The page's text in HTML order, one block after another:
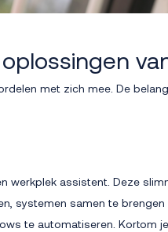
met zich mee. De
werkplek assistent. Deze
systemen samen te brengen
te automatiseren. Kortom